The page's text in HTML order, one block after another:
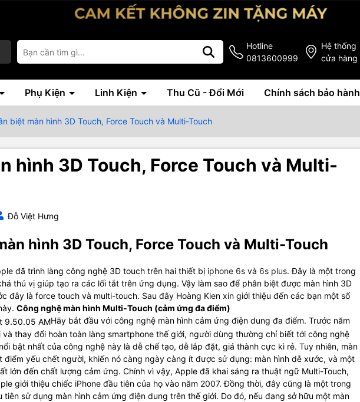
Hotline
0813600999
Hệ thống
cửa hàng
Phụ Kiện Linh Kiện Thu Cũ - Đổi Mới Chính sách bảo hành
biệt màn hình 3D Touch, Force Touch và Multi-Touch
hình 3D Touch, Force Touch và Multi-
Đỗ Việt Hưng
hình 3D Touch, Force Touch và Multi-Touch
đã trình làng công nghệ 3D touch trên hai thiết bị iphone 6s và 6s plus. Đây là một trong
thú vị giúp tạo ra các lối tắt trên ứng dụng. Vậy làm sao để phân biệt được màn hình 3D
đây là force touch và multi-touch. Sau đây Hoàng Kien xin giới thiệu đến các bạn một số
Công nghệ màn hình Multi-Touch (cảm ứng đa điểm)​
​Hãy bắt đầu với công nghệ màn hình cảm ứng điện dung đa điểm. Trước năm
và thay đổi hoàn toàn làng smartphone thế giới, người dùng thường chỉ biết tới công nghệ
bật nhất của công nghệ này là dễ chế tạo, dễ lắp đặt, giá thành cực kì rẻ. Tuy nhiên, màn
điểm yếu chết người, khiến nó càng ngày càng ít được sử dụng: màn hình dễ xước, và một
lớn đến chất lượng cảm ứng. Chính vì vậy, Apple đã khai sáng ra thuật ngữ Multi-Touch,
giới thiệu chiếc iPhone đầu tiên của họ vào năm 2007. Đồng thời, đây cũng là một trong
tiên sử dụng màn hình cảm ứng điện dung trên thế giới. Do đó, nếu đang sở hữu một màn